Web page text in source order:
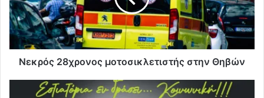
Νεκρός 28χρονος μοτοσικλετιστής στην Θηβών